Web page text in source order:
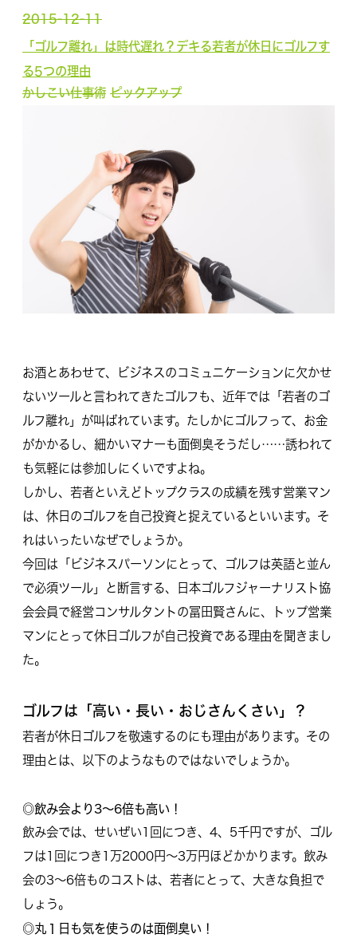
2015-12-11
「ゴルフ離れ」は時代遅れ？デキる若者が休日にゴルフす
る5つの理由
かしこい仕事術 ピックアップ
お酒とあわせて、ビジネスのコミュニケーションに欠かせ
ないツールと言われてきたゴルフも、近年では「若者のゴ
ルフ離れ」が叫ばれています。たしかにゴルフって、お金
がかかるし、細かいマナーも面倒臭そうだし……誘われて
も気軽には参加しにくいですよね。
しかし、若者といえどトップクラスの成績を残す営業マン
は、休日のゴルフを自己投資と捉えているといいます。そ
れはいったいなぜでしょうか。
今回は「ビジネスパーソンにとって、ゴルフは英語と並ん
で必須ツール」と断言する、日本ゴルフジャーナリスト協
会会員で経営コンサルタントの冨田賢さんに、トップ営業
マンにとって休日ゴルフが自己投資である理由を聞きまし
た。
ゴルフは「高い・長い・おじさんくさい」？
若者が休日ゴルフを敬遠するのにも理由があります。その
理由とは、以下のようなものではないでしょうか。
◎飲み会より3〜6倍も高い！
飲み会では、せいぜい1回につき、4、5千円ですが、ゴル
フは1回につき1万2000円〜3万円ほどかかります。飲み
会の3〜6倍ものコストは、若者にとって、大きな負担で
しょう。
◎丸１日も気を使うのは面倒臭い！